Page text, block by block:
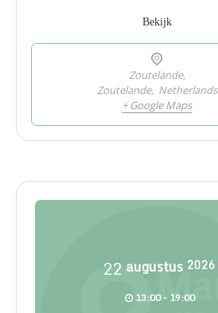
Bekijk
Zoutelande,
Zoutelande, Netherlands
+ Google Maps
22 augustus 2026
13:00 - 19:00